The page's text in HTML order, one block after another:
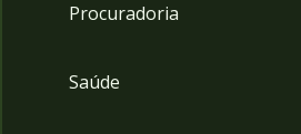
Procuradoria
Saúde